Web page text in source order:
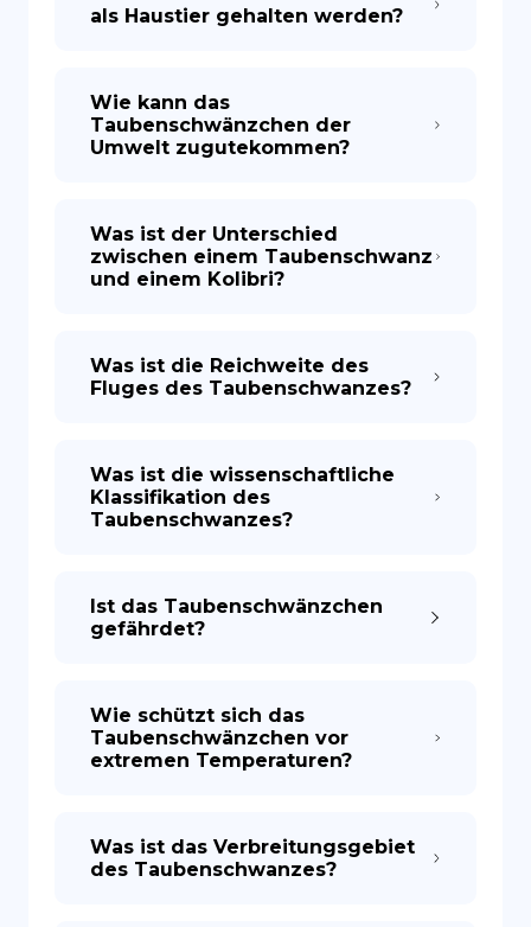
als Haustier gehalten werden?
Wie kann das
Taubenschwänzchen der
Umwelt zugutekommen?
Was ist der Unterschied
zwischen einem Taubenschwanz
und einem Kolibri?
Was ist die Reichweite des
Fluges des Taubenschwanzes?
Was ist die wissenschaftliche
Klassifikation des
Taubenschwanzes?
Ist das Taubenschwänzchen
gefährdet?
Wie schützt sich das
Taubenschwänzchen vor
extremen Temperaturen?
Was ist das Verbreitungsgebiet
des Taubenschwanzes?